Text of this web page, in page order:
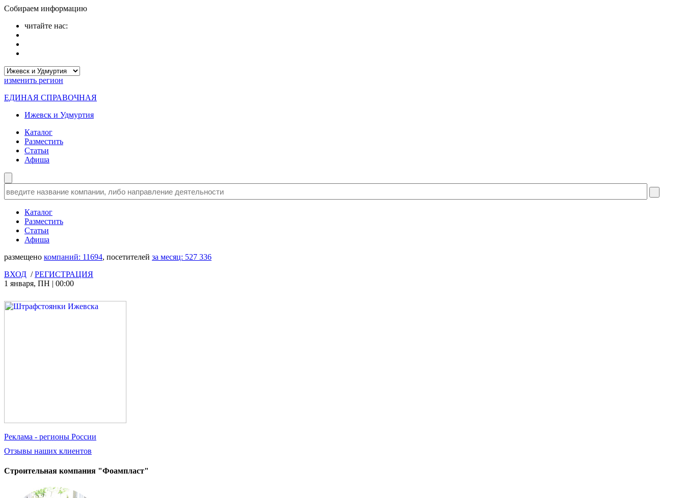
Собираем информацию
читайте нас:
изменить регион
ЕДИНАЯ СПРАВОЧНАЯ
Ижевск и Удмуртия
Каталог
Разместить
Статьи
Афиша
Каталог
Разместить
Статьи
Афиша
размещено компаний: 11694, посетителей за месяц: 527 336
ВХОД /РЕГИСТРАЦИЯ
1 января, ПН | 00:00
Реклама - регионы России
Отзывы наших клиентов
Строительная компания "Фоампласт"